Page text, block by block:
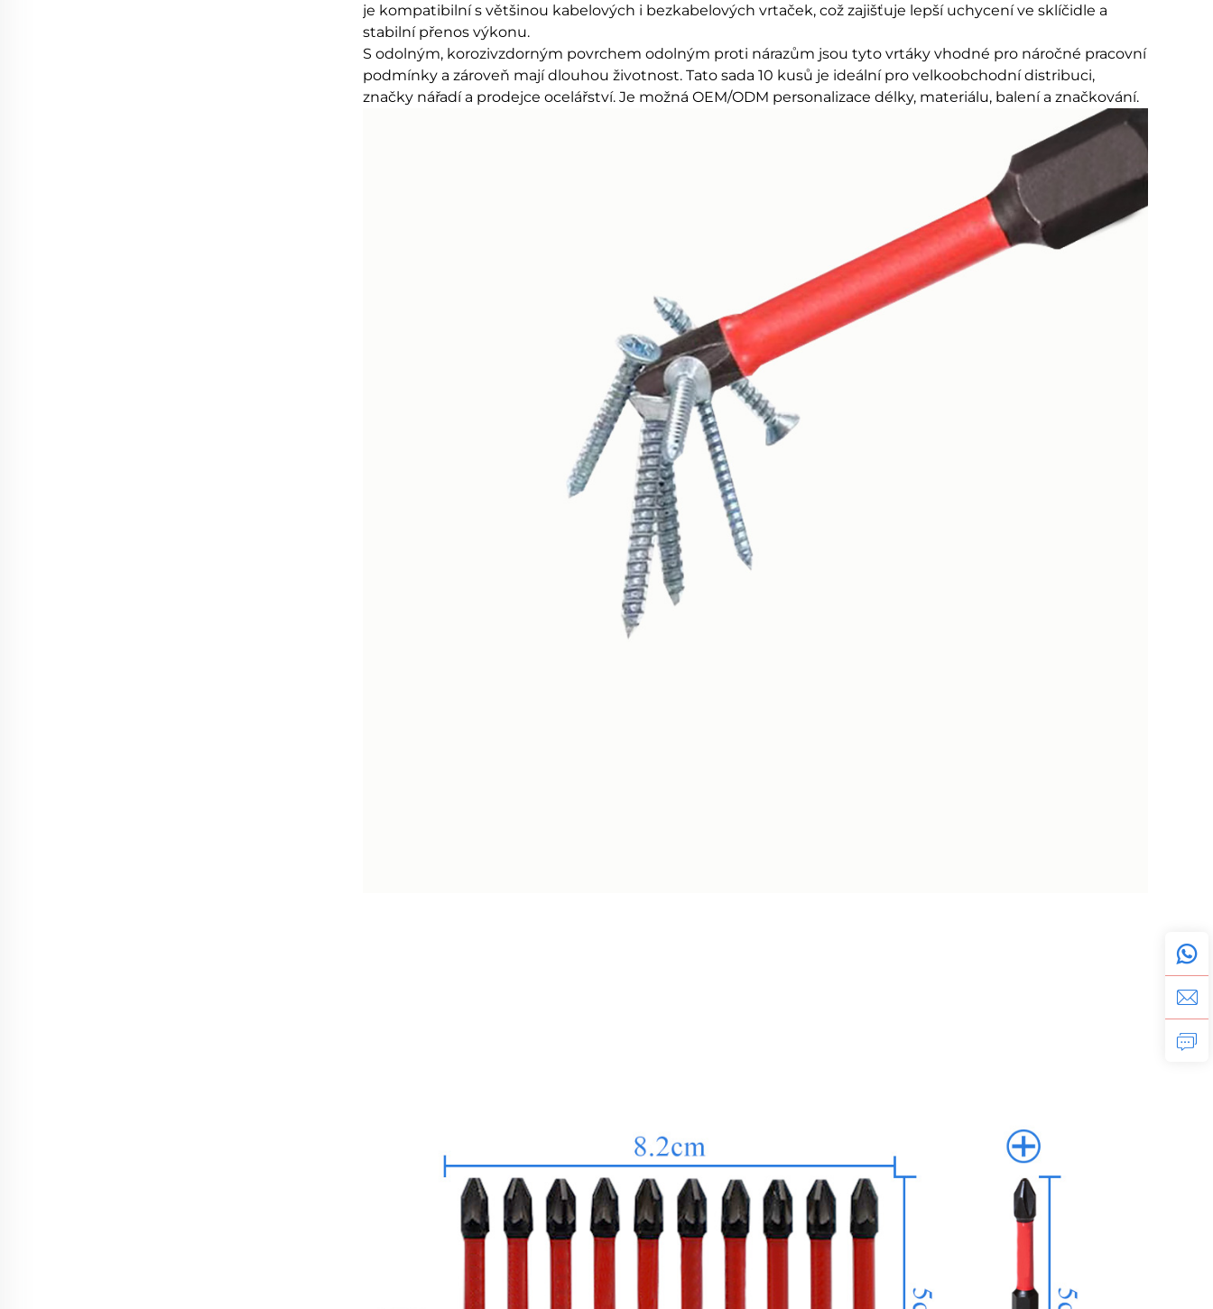
je kompatibilní s většinou kabelových i bezkabelových vrtaček, což zajišťuje lepší uchycení ve sklíčidle a
stabilní přenos výkonu.
S odolným, korozivzdorným povrchem odolným proti nárazům jsou tyto vrtáky vhodné pro náročné pracovní
podmínky a zároveň mají dlouhou životnost. Tato sada 10 kusů je ideální pro velkoobchodní distribuci,
značky nářadí a prodejce ocelářství. Je možná OEM/ODM personalizace délky, materiálu, balení a značkování.